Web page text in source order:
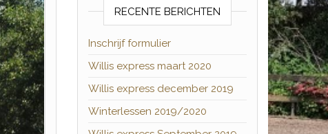
RECENTE BERICHTEN
Inschrijf formulier
Willis express maart 2020
Willis express december 2019
Winterlessen 2019/2020